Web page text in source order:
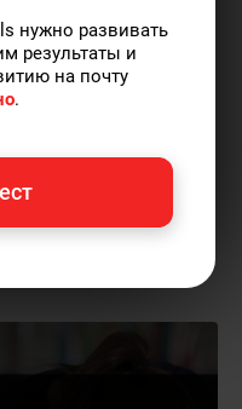
ошибок
курс«Лучшие
нужно развивать
результаты и
на почту
.